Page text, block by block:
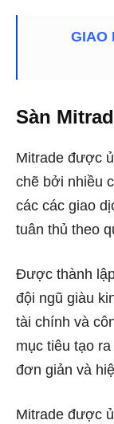
GIAO
Sàn
Mitrade được
chẽ bởi nhiều
các các giao
tuân thủ theo
Được thành
đội ngũ giàu
tài chính và
mục tiêu tạo
đơn giản và
Mitrade được